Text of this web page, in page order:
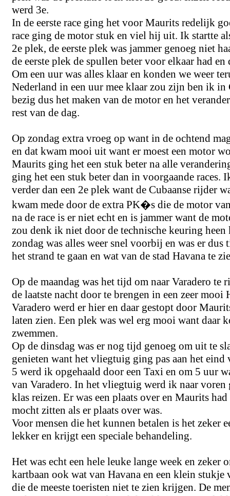
werd 3e.
In de eerste race ging het voor Maurits redelijk
race ging de motor stuk en viel hij uit. Ik startte
2e plek, de eerste plek was jammer genoeg niet
de eerste plek de spullen beter voor elkaar had
Om een uur was alles klaar en konden we weer
Nederland in een uur mee klaar zou zijn ben ik in
bezig dus het maken van de motor en het
rest van de dag.
Op zondag extra vroeg op want in de ochtend
en dat kwam mooi uit want er moest een motor
Maurits ging het een stuk beter na alle
ging het een stuk beter dan in voorgaande races.
verder dan een 2e plek want de Cubaanse rijder
kwam mede door de extra PK�s die de motor
na de race is er niet echt en is jammer want de
zou denk ik niet door de technische keuring heen
zondag was alles weer snel voorbij en was er
het strand te gaan en wat van de stad Havana te
Op de maandag was het tijd om naar Varadero te
de laatste nacht door te brengen in een zeer mooi
Varadero werd er hier en daar gestopt door
laten zien. Een plek was wel erg mooi want daar
zwemmen.
Op de dinsdag was er nog tijd genoeg om uit te
genieten want het vliegtuig ging pas aan het eind
5 werd ik opgehaald door een Taxi en om 5 uur
van Varadero. In het vliegtuig werd ik naar voren
klas reizen. Er was een plaats over en Maurits
mocht zitten als er plaats over was.
Voor mensen die het kunnen betalen is het zeker
lekker en krijgt een speciale behandeling.
Het was echt een hele leuke lange week en zeker
kartbaan ook wat van Havana en een klein stukje
die de meeste toeristen niet te zien krijgen. De